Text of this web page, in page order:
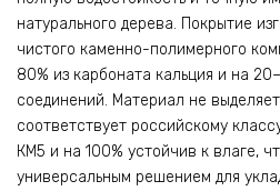
натурального дерева. Покрытие
чистого каменно-полимерного
80% из карбоната кальция и на
соединений. Материал не
соответствует российскому
КМ5 и на 100% устойчив к влаге,
универсальным решением для